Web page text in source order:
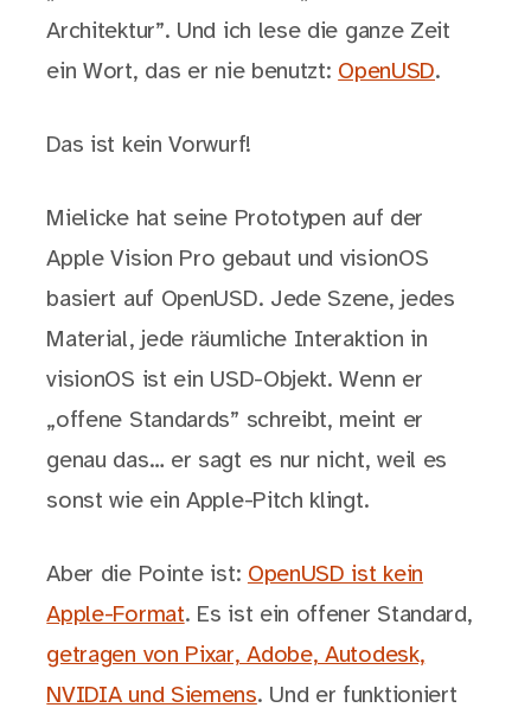
Architektur”. Und ich lese die ganze Zeit
ein Wort, das er nie benutzt: OpenUSD.
Das ist kein Vorwurf!
Mielicke hat seine Prototypen auf der
Apple Vision Pro gebaut und visionOS
basiert auf OpenUSD. Jede Szene, jedes
Material, jede räumliche Interaktion in
visionOS ist ein USD-Objekt. Wenn er
„offene Standards” schreibt, meint er
genau das… er sagt es nur nicht, weil es
sonst wie ein Apple-Pitch klingt.
Aber die Pointe ist: OpenUSD ist kein
Apple-Format. Es ist ein offener Standard,
getragen von Pixar, Adobe, Autodesk,
NVIDIA und Siemens. Und er funktioniert